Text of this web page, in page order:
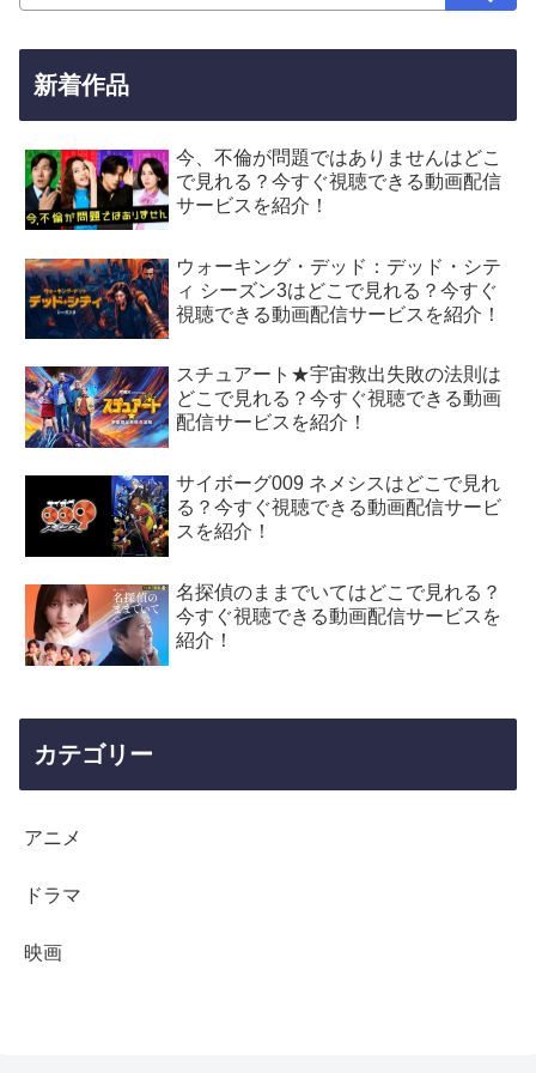
新着作品
今、不倫が問題ではありませんはどこ
で見れる？今すぐ視聴できる動画配信
サービスを紹介！
ウォーキング・デッド：デッド・シテ
ィ シーズン3はどこで見れる？今すぐ
視聴できる動画配信サービスを紹介！
スチュアート★宇宙救出失敗の法則は
どこで見れる？今すぐ視聴できる動画
配信サービスを紹介！
サイボーグ009 ネメシスはどこで見れ
る？今すぐ視聴できる動画配信サービ
スを紹介！
名探偵のままでいてはどこで見れる？
今すぐ視聴できる動画配信サービスを
紹介！
カテゴリー
アニメ
ドラマ
映画